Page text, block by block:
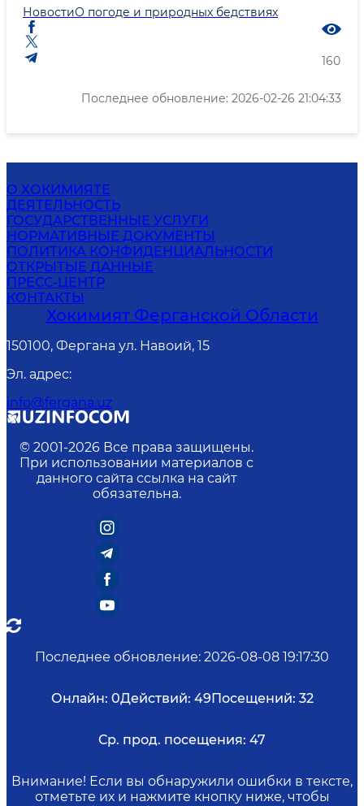
НовостиО погоде и природных бедствиях
160
Последнее обновление: 2026-02-26 21:04:33
О ХОКИМИЯТЕ
ДЕЯТЕЛЬНОСТЬ
ГОСУДАРСТВЕННЫЕ УСЛУГИ
НОРМАТИВНЫЕ ДОКУМЕНТЫ
ПОЛИТИКА КОНФИДЕНЦИАЛЬНОСТИ
ОТКРЫТЫЕ ДАННЫЕ
ПРЕСС-ЦЕНТР
КОНТАКТЫ
Хокимият Ферганской Области
150100, Фергана ул. Навоий, 15
Эл. адрес:
info@fergana.uz
© 2001-2026 Все права защищены.
При использовании материалов с
данного сайта ссылка на сайт
обязательна.
Последнее обновление: 2026-08-08 19:17:30
Онлайн: 0Действий: 49Посещений: 32
Ср. прод. посещения: 47
Внимание! Если вы обнаружили ошибки в тексте,
отметьте их и нажмите кнопку ниже, чтобы